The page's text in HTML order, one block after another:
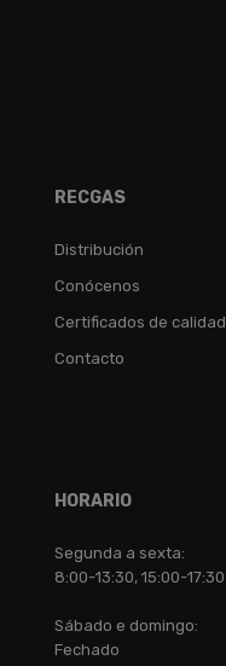
RECGAS
Distribución
Conócenos
Certificados de calidad
Contacto
HORARIO
Segunda a sexta:
8:00-13:30, 15:00-17:30
Sábado e domingo:
Fechado